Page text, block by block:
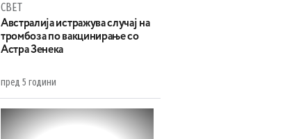
СВЕТ
Австралија истражува случај на
тромбоза по вакцинирање со
Астра Зенека
пред 5 години